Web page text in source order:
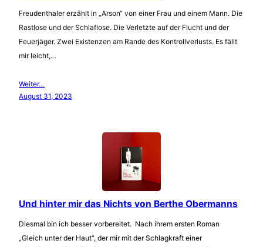
Freudenthaler erzählt in „Arson“ von einer Frau und einem Mann. Die
Rastlose und der Schlaflose. Die Verletzte auf der Flucht und der
Feuerjäger. Zwei Existenzen am Rande des Kontrollverlusts. Es fällt
mir leicht,…
Weiter…
August 31, 2023
Und hinter mir das Nichts von Berthe Obermanns
Diesmal bin ich besser vorbereitet. Nach ihrem ersten Roman
„Gleich unter der Haut“, der mir mit der Schlagkraft einer